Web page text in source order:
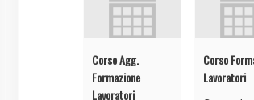
Corso Agg.
Formazione
Lavoratori
Corso
Lavoratori